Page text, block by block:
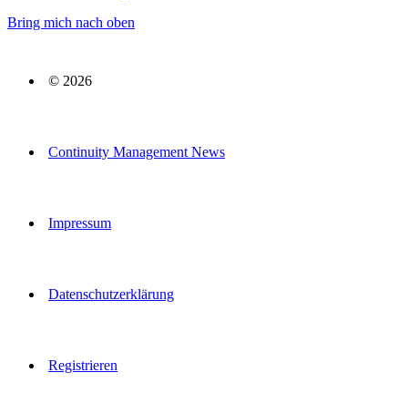
Bring mich nach oben
© 2026
Continuity Management News
Impressum
Datenschutzerklärung
Registrieren